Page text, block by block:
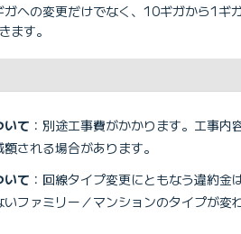
への変更だけでなく、10ギガから1ギ
ます。
いて ：別途工事費がかかります。工事
される場合があります。
いて ：回線タイプ変更にともなう違約
いファミリー／マンションのタイプが変